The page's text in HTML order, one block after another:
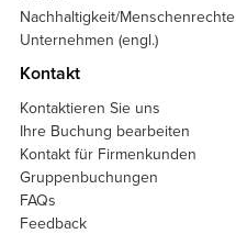
Nachhaltigkeit/Menschenrechte
Unternehmen (engl.)
Kontakt
Kontaktieren Sie uns
Ihre Buchung bearbeiten
Kontakt für Firmenkunden
Gruppenbuchungen
FAQs
Feedback